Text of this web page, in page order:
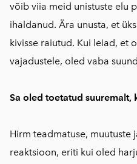
võib viia meid unistuste elu
ihaldanud. Ära unusta, et
kivisse raiutud. Kui leiad, et
vajadustele, oled vaba
Sa oled toetatud suuremalt,
Hirm teadmatuse, muutuste
reaktsioon, eriti kui oled